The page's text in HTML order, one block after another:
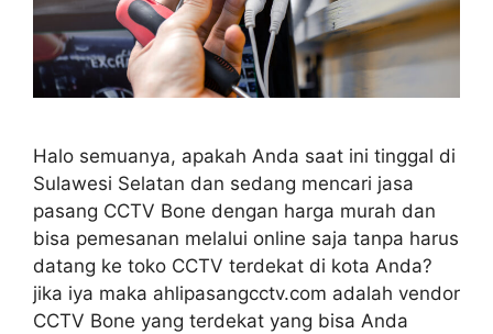
Halo semuanya, apakah Anda saat ini tinggal di
Sulawesi Selatan dan sedang mencari jasa
pasang CCTV Bone dengan harga murah dan
bisa pemesanan melalui online saja tanpa harus
datang ke toko CCTV terdekat di kota Anda?
jika iya maka ahlipasangcctv.com adalah vendor
CCTV Bone yang terdekat yang bisa Anda